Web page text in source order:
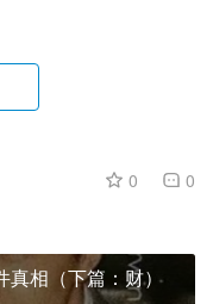
0 0
真相（下篇：财）